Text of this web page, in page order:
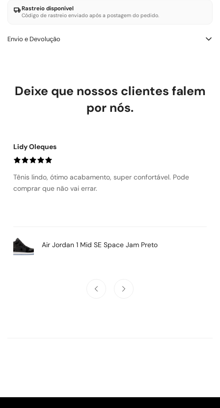
Rastreio disponível
Código de rastreio enviado após a postagem do pedido.
Envio e Devolução
Defeito de fabricação: trocamos ou reembolsamos sem custo.
Troca por tamanho ou modelo: a primeira é gratuita. Devolução
por arrependimento: reembolso integral, incluindo frete.
Deixe que nossos clientes falem
por nós.
Lidy Oleques
Tênis lindo, ótimo acabamento, super confortável. Pode
comprar que não vai errar.
Air Jordan 1 Mid SE Space Jam Preto